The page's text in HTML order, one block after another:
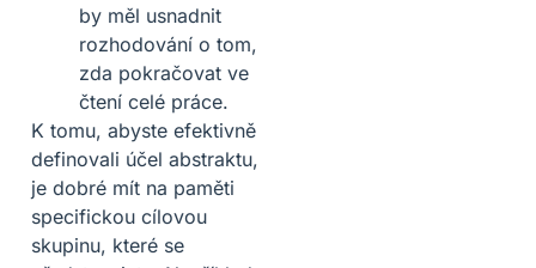
by měl usnadnit
rozhodování o tom,
zda pokračovat ve
čtení celé práce.
K tomu, abyste efektivně
definovali účel abstraktu,
je dobré mít na paměti
specifickou cílovou
skupinu, které se